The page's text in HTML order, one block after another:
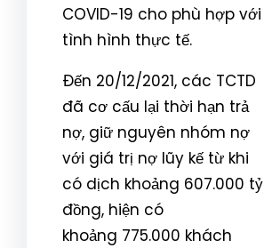
COVID-19 cho phù hợp với
tình hình thực tế.
Đến 20/12/2021, các TCTD
đã cơ cấu lại thời hạn trả
nợ, giữ nguyên nhóm nợ
với giá trị nợ lũy kế từ khi
có dịch khoảng 607.000 tỷ
đồng, hiện có
khoảng 775.000 khách